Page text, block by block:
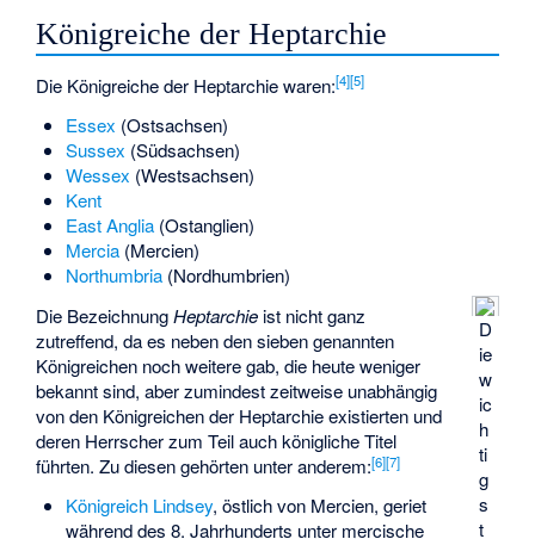
Königreiche der Heptarchie
Die Königreiche der Heptarchie waren:[4][5]
Essex (Ostsachsen)
Sussex (Südsachsen)
Wessex (Westsachsen)
Kent
East Anglia(Ostanglien)
Mercia(Mercien)
Northumbria(Nordhumbrien)
D
ie
w
ic
h
ti
g
s
t
Die BezeichnungHeptarchie ist nicht ganz
zutreffend, da es neben den sieben genannten
Königreichen noch weitere gab, die heute weniger
bekannt sind, aber zumindest zeitweise unabhängig
von den Königreichen der Heptarchie existierten und
deren Herrscher zum Teil auch königliche Titel
führten. Zu diesen gehörten unter anderem:[6][7]
Königreich Lindsey, östlich von Mercien, geriet
während des 8. Jahrhunderts unter mercische